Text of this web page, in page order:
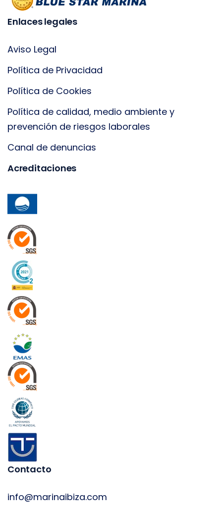
Enlaces legales
Aviso Legal
Política de Privacidad
Política de Cookies
Política de calidad, medio ambiente y
prevención de riesgos laborales
Canal de denuncias
Acreditaciones
Contacto
info@marinaibiza.com